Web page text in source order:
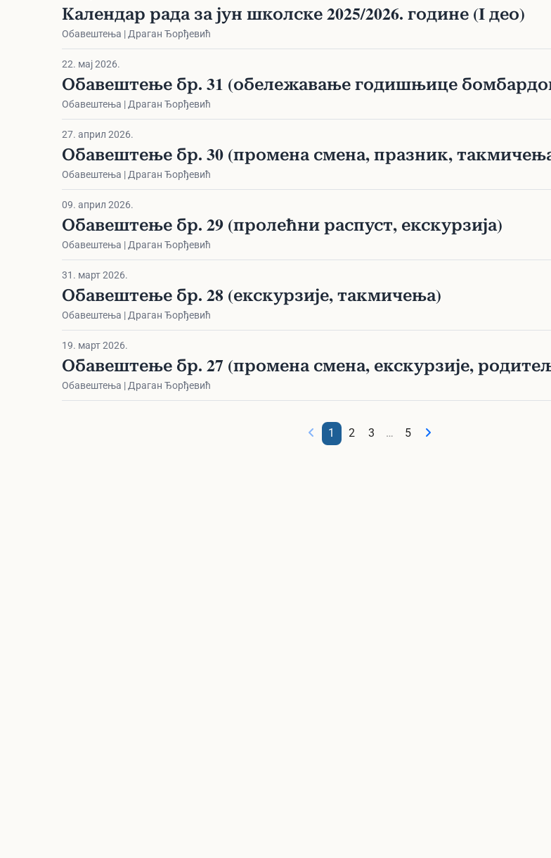
Календар рада за јун школске 2025/2026. године (I део)
Обавештења | Драган Ђорђевић
22. мај 2026.
Обавештење бр. 31 (обележавање годишњице
Обавештења | Драган Ђорђевић
27. април 2026.
Обавештење бр. 30 (промена смена, празник,
Обавештења | Драган Ђорђевић
09. април 2026.
Обавештење бр. 29 (пролећни распуст, екскурзија)
Обавештења | Драган Ђорђевић
31. март 2026.
Обавештење бр. 28 (екскурзије, такмичења)
Обавештења | Драган Ђорђевић
19. март 2026.
Обавештење бр. 27 (промена смена, екскурзије,
Обавештења | Драган Ђорђевић
1 2 3 … 5